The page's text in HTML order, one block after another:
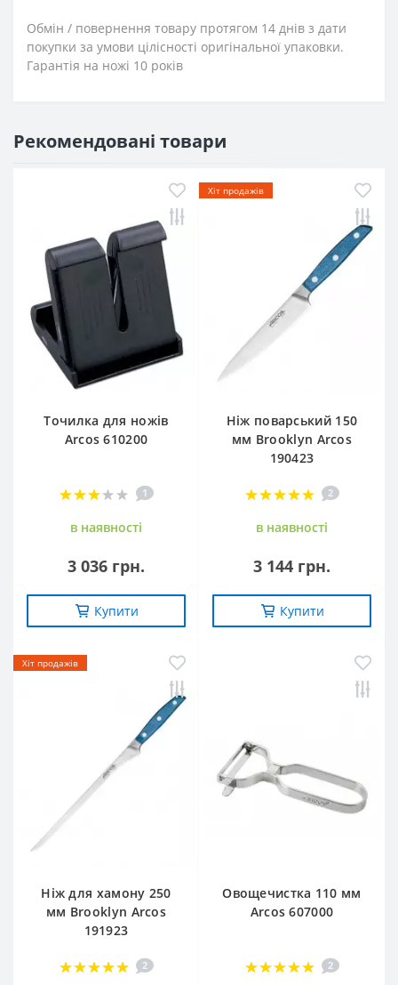
Обмін / повернення товару протягом 14 днів з дати
покупки за умови цілісності оригінальної упаковки.
Гарантія на ножі 10 років
Рекомендовані товари
Точилка для ножів
Arcos 610200
1
в наявностi
3 036 грн.
Купити
Хіт продажів
Ніж поварський 150
мм Brooklyn Arcos
190423
2
в наявностi
3 144 грн.
Купити
Хіт продажів
Ніж для хамону 250
мм Brooklyn Arcos
191923
2
Овощечистка 110 мм
Arcos 607000
2